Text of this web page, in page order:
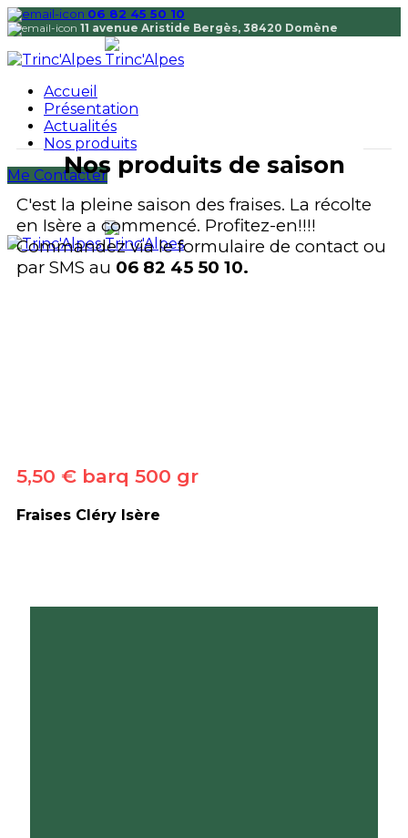
06 82 45 50 10
11 avenue Aristide Bergès, 38420 Domène
Accueil
Présentation
Actualités
Nos produits
Me ContacterNos produits de saison
C'est la pleine saison des fraises. La récolte
en Isère a commencé. Profitez-en!!!!
Commandez via le formulaire de contact ou
par SMS au 06 82 45 50 10.
5,50 € barq 500 gr
Fraises Cléry Isère